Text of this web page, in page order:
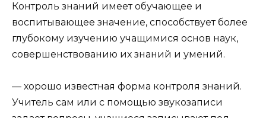
Контроль знаний имеет обучающее и
воспитывающее значение, способствует более
глубокому изучению учащимися основ наук,
совершенствованию их знаний и умений.
— хорошо известная форма контроля знаний.
Учитель сам или с помощью звукозаписи